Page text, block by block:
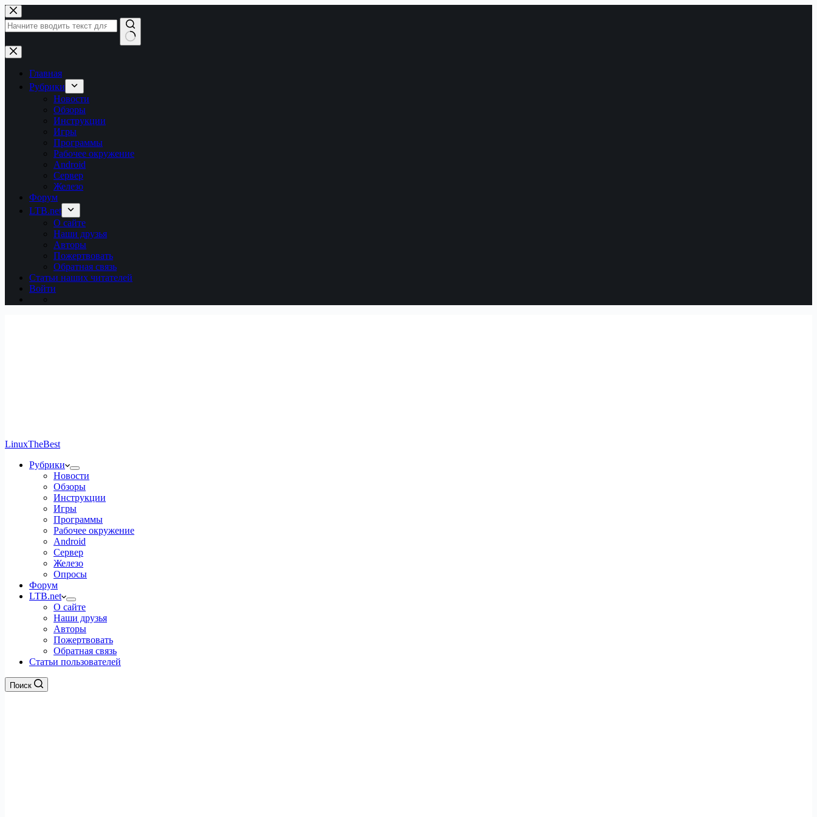
Перейти
к
сути
Ничего
не
найденоГлавная
Рубрики
Новости
Обзоры
Инструкции
Игры
Программы
Рабочее окружение
Android
Сервер
Железо
Форум
LTB.net
О сайте
Наши друзья
Авторы
Пожертвовать
Обратная связь
Статьи наших читателей
Войти
LinuxTheBest
Рубрики
Новости
Обзоры
Инструкции
Игры
Программы
Рабочее окружение
Android
Сервер
Железо
Опросы
Форум
LTB.net
О сайте
Наши друзья
Авторы
Пожертвовать
Обратная связь
Статьи пользователей
Поиск